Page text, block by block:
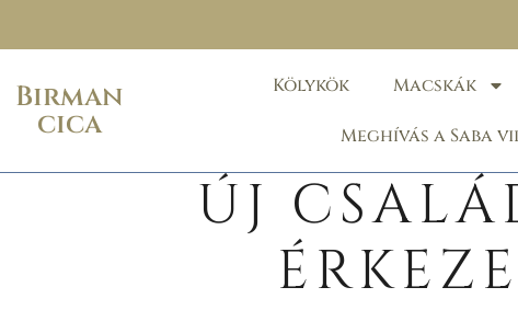
Birman
cica
Kölykök Macskák
Meghívás a Saba
ÚJ